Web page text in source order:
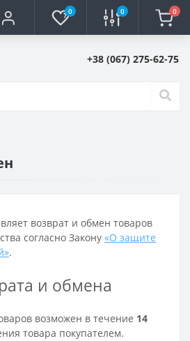
0 0 0
+38 (067) 275-62-75
возврат и обмен товаров
согласно Закону «О защите
.
и обмена
возможен в течение 14
товара покупателем.